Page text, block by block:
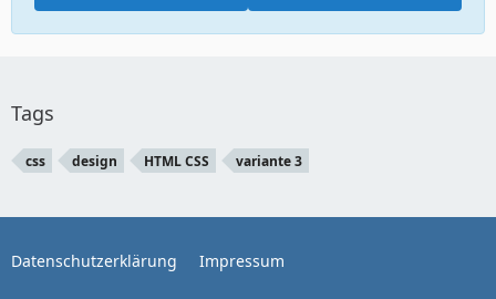
Tags
css design HTML CSS variante 3
Datenschutzerklärung Impressum